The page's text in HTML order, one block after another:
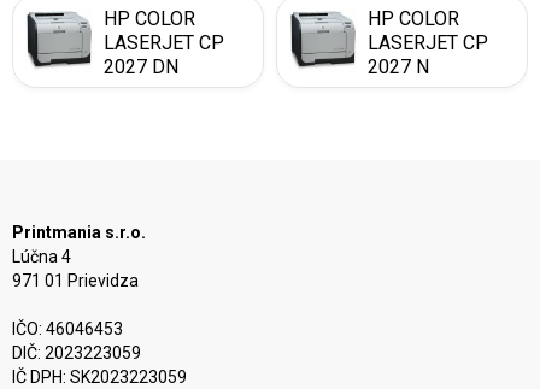
HP COLOR
LASERJET CP
2027 DN
HP COLOR
LASERJET CP
2027 N
Printmania s.r.o.
Lúčna 4
971 01 Prievidza
IČO: 46046453
DIČ: 2023223059
IČ DPH: SK2023223059